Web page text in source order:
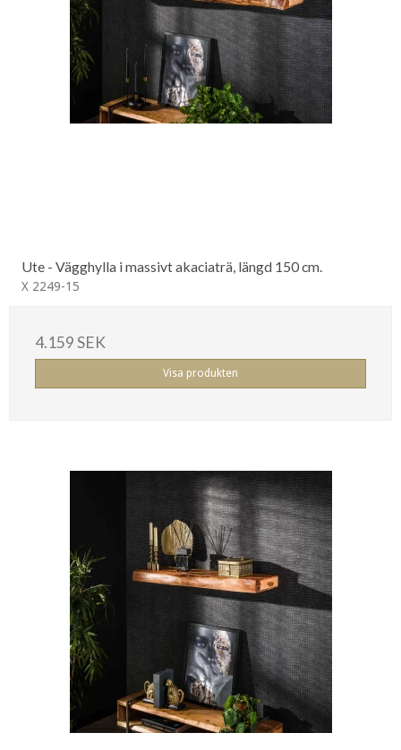
Ute - Vägghylla i massivt akaciaträ, längd 150 cm.
X 2249-15
4.159 SEK
Visa produkten